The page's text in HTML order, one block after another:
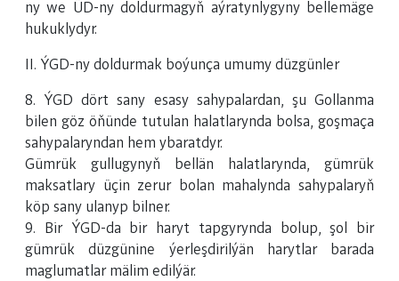
ny we ÜD-ny doldurmagyň aýratynlygyny bellemäge
hukuklydyr.
II. ÝGD-ny doldurmak boýunça umumy düzgünler
8. ÝGD dört sany esasy sahypalardan, şu Gollanma
bilen göz öňünde tutulan halatlarynda bolsa, goşmaça
sahypalaryndan hem ybaratdyr.
Gümrük gullugynyň bellän halatlarynda, gümrük
maksatlary üçin zerur bolan mahalynda sahypalaryň
köp sany ulanyp bilner.
9. Bir ÝGD-da bir haryt tapgyrynda bolup, şol bir
gümrük düzgünine ýerleşdirilýän harytlar barada
maglumatlar mälim edilýär.